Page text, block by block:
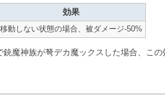
効果
移動しない状態の場合、被ダメージ-50%
魔神族が弩デカ魔ックスした場合、この